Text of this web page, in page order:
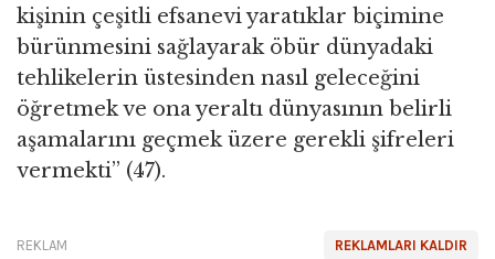
kişinin çeşitli efsanevi yaratıklar biçimine
bürünmesini sağlayarak öbür dünyadaki
tehlikelerin üstesinden nasıl geleceğini
öğretmek ve ona yeraltı dünyasının belirli
aşamalarını geçmek üzere gerekli şifreleri
vermekti” (47).
REKLAMLARI KALDIR
REKLAM